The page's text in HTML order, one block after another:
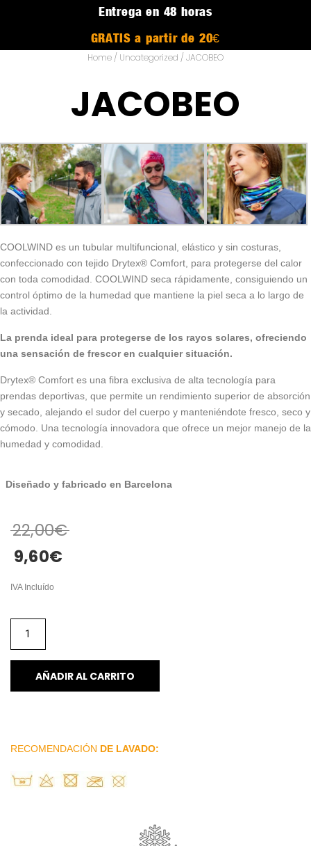
Entrega en 48 horas
GRATIS a partir de 20€
Home / Uncategorized / JACOBEO
JACOBEO
COOLWIND es un tubular multifuncional, elástico y sin costuras,
confeccionado con tejido Drytex® Comfort, para protegerse del calor
con toda comodidad. COOLWIND seca rápidamente, consiguiendo un
control óptimo de la humedad que mantiene la piel seca a lo largo de
la actividad.
La prenda ideal para protegerse de los rayos solares, ofreciendo
una sensación de frescor en cualquier situación.
Drytex® Comfort es una fibra exclusiva de alta tecnología para
prendas deportivas, que permite un rendimiento superior de absorción
y secado, alejando el sudor del cuerpo y manteniéndote fresco, seco y
cómodo. Una tecnología innovadora que ofrece un mejor manejo de la
humedad y comodidad.
Diseñado y fabricado en Barcelona
22,00€
9,60€
IVA Incluído
AÑADIR AL CARRITO
RECOMENDACIÓN DE LAVADO: